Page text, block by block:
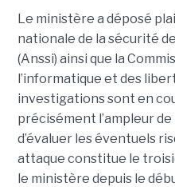
Le ministère a déposé
nationale de la sécurité
(Anssi) ainsi que la
l’informatique et des
investigations sont en
précisément l’ampleur
d’évaluer les éventuels
attaque constitue le
le ministère depuis le